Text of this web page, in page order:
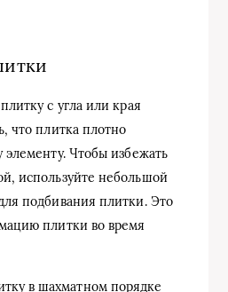
с угла или края
что плитка плотно
элементу. Чтобы избежать
используйте небольшой
подбивания плитки. Это
плитки во время
в шахматном порядке